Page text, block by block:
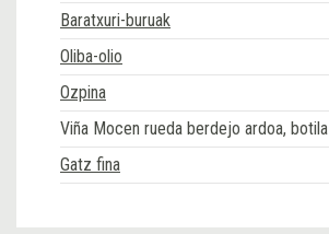
Baratxuri-buruak
Oliba-olio
Ozpina
Viña Mocen rueda berdejo ardoa, botila
Gatz fina